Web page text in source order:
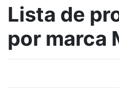
Lista de
por marca